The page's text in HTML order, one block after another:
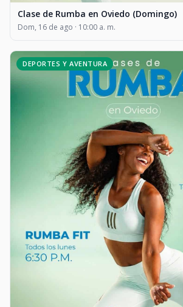
Clase de Rumba en Oviedo (Domingo)
Dom, 16 de ago · 10:00 a. m.
DEPORTES Y AVENTURA